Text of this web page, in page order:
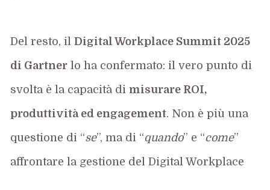
Del resto, ilDigital Workplace Summit 2025
di Gartner lo ha confermato: il vero punto di
svolta è la capacità di misurare ROI,
produttività ed engagement. Non è più una
questione di “se”, ma di “quando” e “come”
affrontare la gestione del Digital Workplace